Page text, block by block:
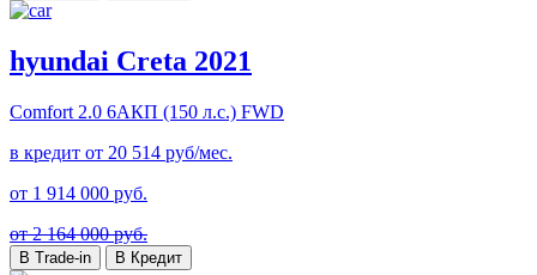
hyundai Creta 2021
Comfort 2.0 6AКП (150 л.с.) FWD
в кредит от 20 514 руб/мес.
от 1 914 000 руб.
от 2 164 000 руб.
В Trade-in В Кредит